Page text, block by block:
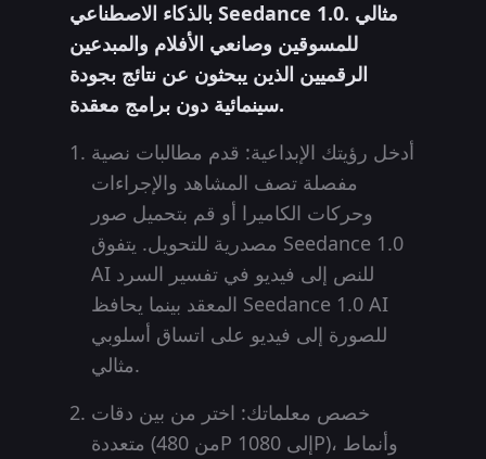
بالذكاء الاصطناعي Seedance 1.0. مثالي
للمسوقين وصانعي الأفلام والمبدعين
الرقميين الذين يبحثون عن نتائج بجودة
سينمائية دون برامج معقدة.
أدخل رؤيتك الإبداعية: قدم مطالبات نصية
مفصلة تصف المشاهد والإجراءات
وحركات الكاميرا أو قم بتحميل صور
مصدرية للتحويل. يتفوق Seedance 1.0
AI للنص إلى فيديو في تفسير السرد
المعقد بينما يحافظ Seedance 1.0 AI
للصورة إلى فيديو على اتساق أسلوبي
مثالي.
خصص معلماتك: اختر من بين دقات
متعددة (من 480P إلى 1080P)، وأنماط